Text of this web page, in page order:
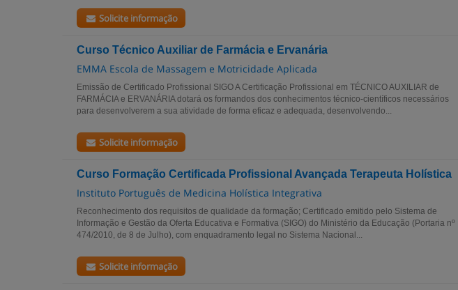
Solicite informação
Curso Técnico Auxiliar de Farmácia e Ervanária
EMMA Escola de Massagem e Motricidade Aplicada
Emissão de Certificado Profissional SIGO A Certificação Profissional em TÉCNICO AUXILIAR de
FARMÁCIA e ERVANÁRIA dotará os formandos dos conhecimentos técnico-científicos necessários
para desenvolverem a sua atividade de forma eficaz e adequada, desenvolvendo...
Solicite informação
Curso Formação Certificada Profissional Avançada Terapeuta Holística
Instituto Português de Medicina Holística Integrativa
Reconhecimento dos requisitos de qualidade da formação; Certificado emitido pelo Sistema de
Informação e Gestão da Oferta Educativa e Formativa (SIGO) do Ministério da Educação (Portaria nº
474/2010, de 8 de Julho), com enquadramento legal no Sistema Nacional...
Solicite informação